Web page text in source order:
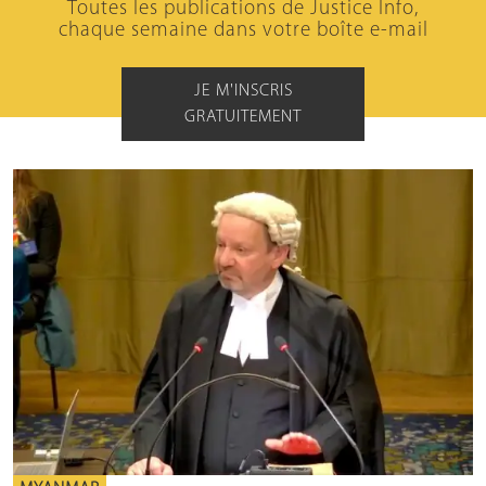
Toutes les publications de Justice Info,
chaque semaine dans votre boîte e-mail
JE M'INSCRIS
GRATUITEMENT